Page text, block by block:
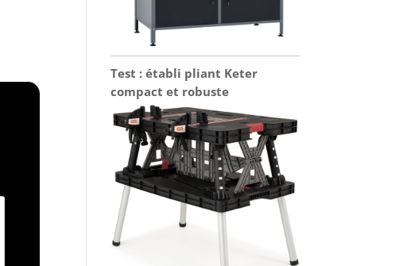
Test : établi pliant Keter
compact et robuste